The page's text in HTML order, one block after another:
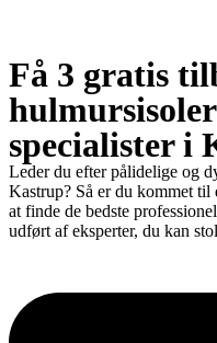
Få 3 gratis
specialister i
Leder du efter pålidelige og
Kastrup? Så er du kommet
at finde de bedste
udført af eksperter, du kan